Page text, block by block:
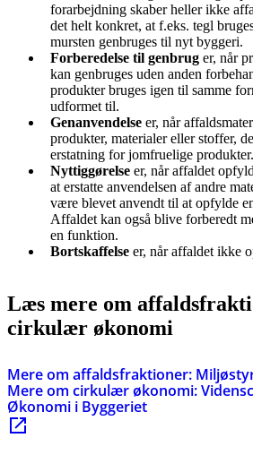
forarbejdning skaber heller ikke
det helt konkret, at f.eks. tegl
mursten genbruges til nyt byggeri.
Forberedelse til genbrug er, når
kan genbruges uden anden
produkter bruges igen til samme
udformet til.
Genanvendelse er, når
produkter, materialer eller stoffer,
erstatning for jomfruelige produkter.
Nyttiggørelse er, når affaldet
at erstatte anvendelsen af andre
være blevet anvendt til at opfylde
Affaldet kan også blive forberedt
en funktion.
Bortskaffelse er, når affaldet ikke
Læs mere om
cirkulær økonomi
Mere om affaldsfraktioner:
Mere om cirkulær økonomi:
Økonomi i Byggeriet